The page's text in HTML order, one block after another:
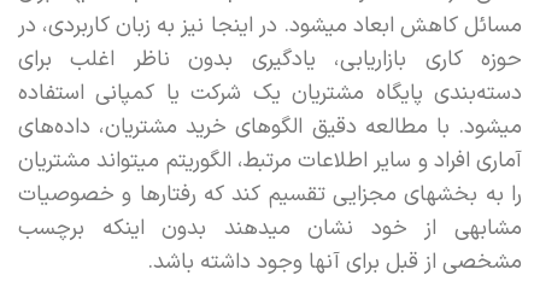
مسائل کاهش ابعاد میشود. در اینجا نیز به زبان کاربردی، در
حوزه کاری بازاریابی، یادگیری بدون ناظر اغلب برای
دسته‌بندی پایگاه مشتریان یک شرکت یا کمپانی استفاده
میشود. با مطالعه دقیق الگوهای خرید مشتریان، داده‌های
آماری افراد و سایر اطلاعات مرتبط، الگوریتم میتواند مشتریان
را به بخشهای مجزایی تقسیم کند که رفتارها و خصوصیات
مشابهی از خود نشان میدهند بدون اینکه برچسب
مشخصی از قبل برای آنها وجود داشته باشد.